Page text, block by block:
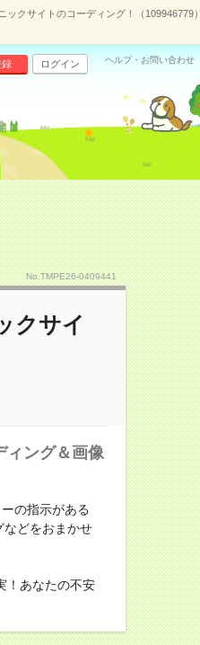
クサイトのコーディング！（109946779
ログイン ヘルプ・お問い合わせ
No.TMPE26-0409441
クサイ
ィング＆画像
の指示がある
などをおまかせ
！あなたの不安